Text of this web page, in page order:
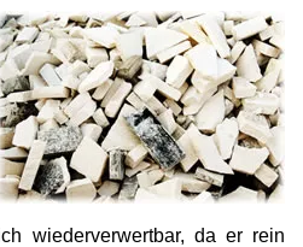
wiederverwertbar, da er rein